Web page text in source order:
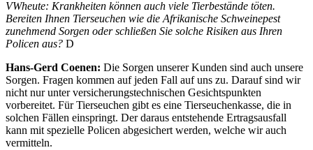
VWheute: Krankheiten können auch viele Tierbestände töten.
Bereiten Ihnen Tierseuchen wie die Afrikanische Schweinepest
zunehmend Sorgen oder schließen Sie solche Risiken aus Ihren
Policen aus? D
Hans-Gerd Coenen: Die Sorgen unserer Kunden sind auch unsere
Sorgen. Fragen kommen auf jeden Fall auf uns zu. Darauf sind wir
nicht nur unter versicherungstechnischen Gesichtspunkten
vorbereitet. Für Tierseuchen gibt es eine Tierseuchenkasse, die in
solchen Fällen einspringt. Der daraus entstehende Ertragsausfall
kann mit spezielle Policen abgesichert werden, welche wir auch
vermitteln.